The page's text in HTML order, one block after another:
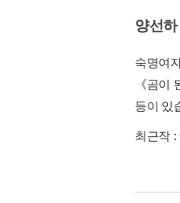
양선하
숙명여
《곰이
등이 있
최근작 :